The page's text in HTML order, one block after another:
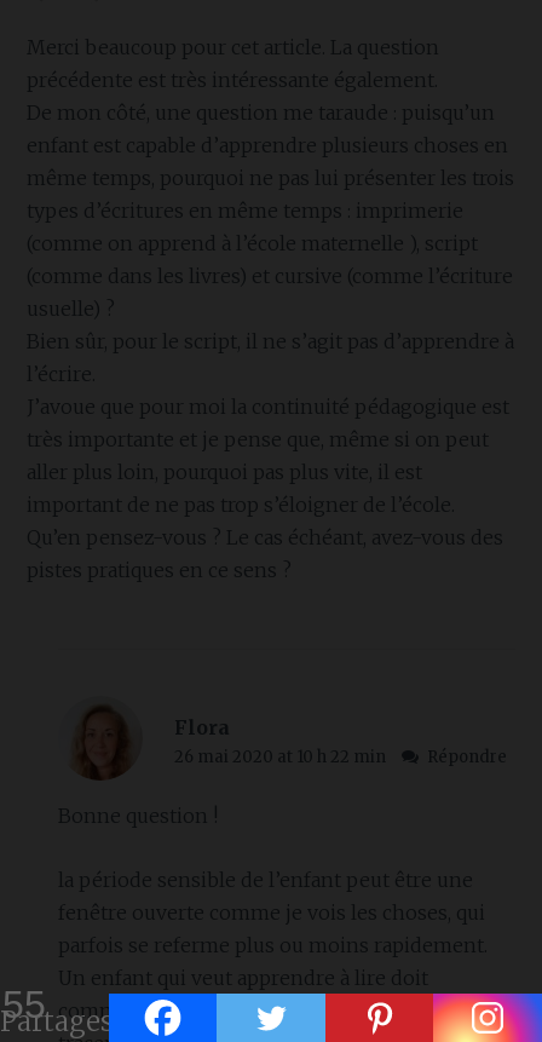
55
Partages
Merci beaucoup pour cet article. La question
précédente est très intéressante également.
De mon côté, une question me taraude : puisqu’un
enfant est capable d’apprendre plusieurs choses en
même temps, pourquoi ne pas lui présenter les trois
types d’écritures en même temps : imprimerie
(comme on apprend à l’école maternelle ), script
(comme dans les livres) et cursive (comme l’écriture
usuelle) ?
Bien sûr, pour le script, il ne s’agit pas d’apprendre à
l’écrire.
J’avoue que pour moi la continuité pédagogique est
très importante et je pense que, même si on peut
aller plus loin, pourquoi pas plus vite, il est
important de ne pas trop s’éloigner de l’école.
Qu’en pensez-vous ? Le cas échéant, avez-vous des
pistes pratiques en ce sens ?
Flora
26 mai 2020 at 10 h 22 min Répondre
Bonne question !
la période sensible de l’enfant peut être une
fenêtre ouverte comme je vois les choses, qui
parfois se referme plus ou moins rapidement.
Un enfant qui veut apprendre à lire doit
commencer par apprendre tous les sons puis